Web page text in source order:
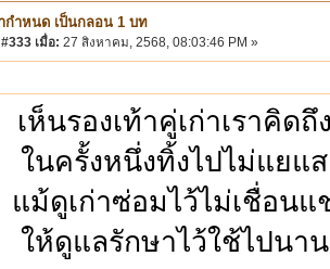
กำหนด เป็นกลอน 1 บท
#333 เมื่อ: 27 สิงหาคม, 2568, 08:03:46 PM »
เห็นรองเท้าคู่เก่าเราคิดถึ
ในครั้งหนึ่งทิ้งไปไม่แยแส
แม้ดูเก่าซ่อมไว้ไม่เชื่อนแ
ให้ดูแลรักษาไว้ใช้ไปนาน